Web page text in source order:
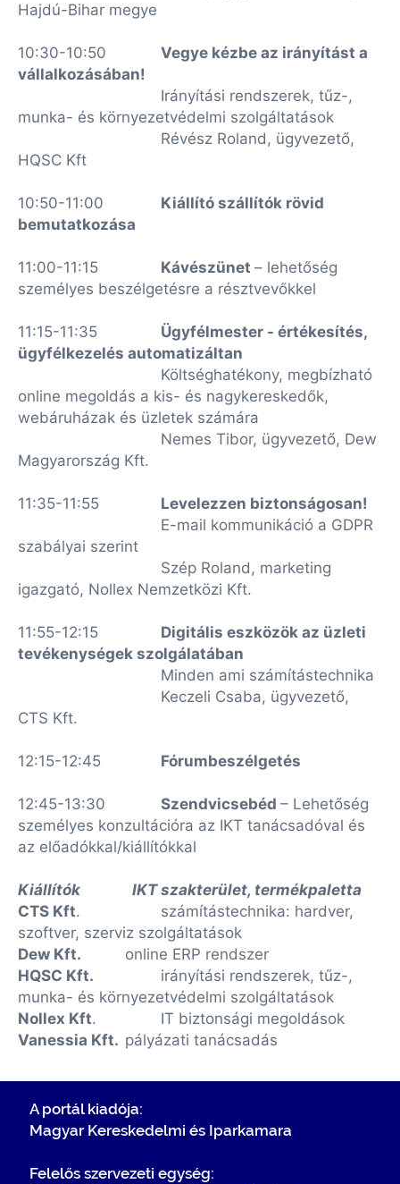
Hajdú-Bihar megye
10:30-10:50
Vegye kézbe az irányítást a
vállalkozásában!
Irányítási rendszerek, tűz-,
munka- és környezetvédelmi szolgáltatások
Révész Roland, ügyvezető,
HQSC Kft
10:50-11:00
Kiállító szállítók rövid
bemutatkozása
11:00-11:15 Kávészünet – lehetőség
személyes beszélgetésre a résztvevőkkel
11:15-11:35
Ügyfélmester - értékesítés,
ügyfélkezelés automatizáltan
Költséghatékony, megbízható
online megoldás a kis- és nagykereskedők,
webáruházak és üzletek számára
Nemes Tibor, ügyvezető, Dew
Magyarország Kft.
11:35-11:55
Levelezzen biztonságosan!
E-mail kommunikáció a GDPR
szabályai szerint
Szép Roland, marketing
igazgató, Nollex Nemzetközi Kft.
11:55-12:15
Digitális eszközök az üzleti
tevékenységek szolgálatában
Minden ami számítástechnika
Keczeli Csaba, ügyvezető,
CTS Kft.
12:15-12:45 Fórumbeszélgetés
12:45-13:30 Szendvicsebéd – Lehetőség
személyes konzultációra az IKT tanácsadóval és
az előadókkal/kiállítókkal
Kiállítók
IKT szakterület, termékpaletta
CTS Kft.
számítástechnika: hardver,
szoftver, szerviz szolgáltatások
Dew Kft.
online ERP rendszer
HQSC Kft.
irányítási rendszerek, tűz-,
munka- és környezetvédelmi szolgáltatások
Nollex Kft.
IT biztonsági megoldások
Vanessia Kft. pályázati tanácsadás
A portál kiadója:
Magyar Kereskedelmi és Iparkamara
Felelős szervezeti egység: